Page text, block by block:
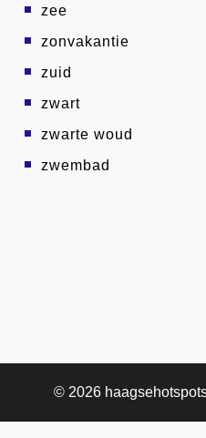
zee
zonvakantie
zuid
zwart
zwarte woud
zwembad
© 2026